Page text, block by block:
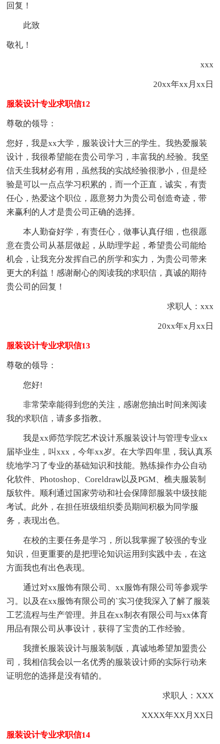
回复！
此致
敬礼！
xxx
20xx年xx月xx日
服装设计专业求职信12
尊敬的领导：
您好，我是xx大学，服装设计大三的学生。我热爱服装
设计，我很希望能在贵公司学习，丰富我的.经验。我坚
信天生我材必有用，虽然我的实战经验很渺小，但是经
验是可以一点点学习积累的，而一个正直，诚实，有责
任心，热爱这个职位，愿意努力为贵公司创造奇迹，带
来赢利的人才是贵公司正确的选择。
本人勤奋好学，有责任心，做事认真仔细，也很愿
意在贵公司从基层做起，从助理学起，希望贵公司能给
机会，让我充分发挥自己的所学和实力，为贵公司带来
更大的利益！感谢耐心的阅读我的求职信，真诚的期待
贵公司的回复！
求职人：xxx
20xx年x月xx日
服装设计专业求职信13
尊敬的领导：
您好!
非常荣幸能得到您的关注，感谢您抽出时间来阅读
我的求职信，请多多指教。
我是xx师范学院艺术设计系服装设计与管理专业xx
届毕业生，叫xxx，今年xx岁。在大学四年里，我认真系
统地学习了专业的基础知识和技能。熟练操作办公自动
化软件、Photoshop、Coreldraw以及PGM、樵夫服装制
版软件。顺利通过国家劳动和社会保障部服装中级技能
考试。此外，在担任班级组织委员期间积极为同学服
务，表现出色。
在校的主要任务是学习，所以我掌握了较强的专业
知识，但更重要的是把理论知识运用到实践中去，在这
方面我也有出色表现。
通过对xx服饰有限公司、xx服饰有限公司等参观学
习。以及在xx服饰有限公司的`实习使我深入了解了服装
工艺流程与生产管理。并且在xx制衣有限公司与xx体育
用品有限公司从事设计，获得了宝贵的工作经验。
我擅长服装设计与服装制版，真诚地希望加盟贵公
司，我相信我会以一名优秀的服装设计师的实际行动来
证明您的选择是没有错的。
求职人：XXX
XXXX年XX月XX日
服装设计专业求职信14